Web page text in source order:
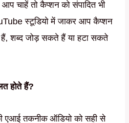
चाहें तो कैप्शन को संपादित भी
स्टूडियो में जाकर आप कैप्शन
शब्द जोड़ सकते हैं या हटा सकते
होते हैं?
एआई तकनीक ऑडियो को सही से